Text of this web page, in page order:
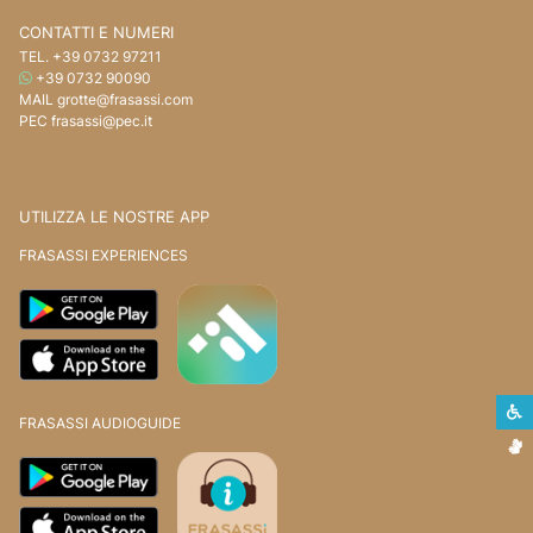
CONTATTI E NUMERI
TEL. +39 0732 97211
WHATSAPP
+39 0732 90090
MAIL grotte@frasassi.com
PEC frasassi@pec.it
UTILIZZA LE NOSTRE APP
FRASASSI EXPERIENCES
FRASASSI AUDIOGUIDE